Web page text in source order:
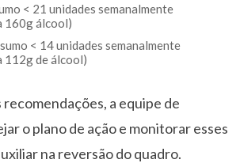
< 21 unidades semanalmente
160g álcool)
< 14 unidades semanalmente
112g de álcool)
recomendações, a equipe de
o plano de ação e monitorar esses
na reversão do quadro.